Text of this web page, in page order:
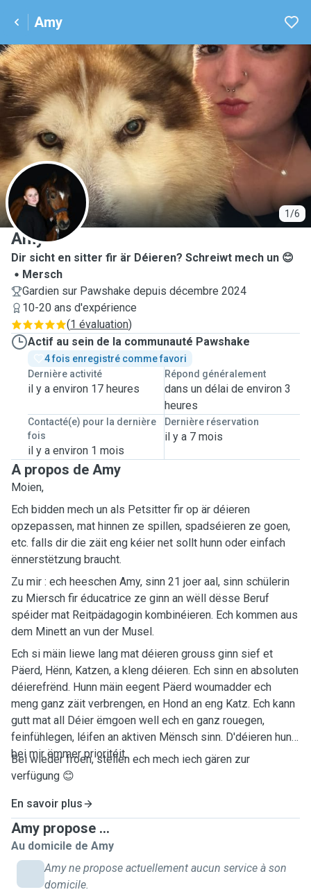
Amy
1/6
A
Amy
Dir sicht en sitter fir är Déieren? Schreiwt mech un 😊
Mersch
Gardien sur Pawshake depuis décembre 2024
10-20 ans d'expérience
(1 évaluation)
Actif au sein de la communauté Pawshake
4 fois enregistré comme favori
Dernière activité
il y a environ 17 heures
Répond généralement
dans un délai de environ 3
heures
Contacté(e) pour la dernière
fois
il y a environ 1 mois
Dernière réservation
il y a 7 mois
A propos de Amy
Moien,
Ech bidden mech un als Petsitter fir op är déieren
opzepassen, mat hinnen ze spillen, spadséieren ze goen,
etc. falls dir die zäit eng kéier net sollt hunn oder einfach
ënnerstëtzung braucht.
Zu mir : ech heeschen Amy, sinn 21 joer aal, sinn schülerin
zu Miersch fir éducatrice ze ginn an wëll dësse Beruf
spéider mat Reitpädagogin kombinéieren. Ech kommen aus
dem Minett an vun der Musel.
Ech si mäin liewe lang mat déieren grouss ginn sief et
Päerd, Hënn, Katzen, a kleng déieren. Ech sinn en absoluten
déierefrënd. Hunn mäin eegent Päerd woumadder ech
meng ganz zäit verbrengen, en Hond an eng Katz. Ech kann
gutt mat all Déier ëmgoen well ech en ganz rouegen,
feinfühlegen, léifen an aktiven Mënsch sinn. D'déieren hunn
bei mir ëmmer prioritéit.
Bei wieder froen, stellen ech mech iech gären zur
verfügung 😊
En savoir plus
Amy propose ...
Au domicile de Amy
Amy ne propose actuellement aucun service à son
domicile.